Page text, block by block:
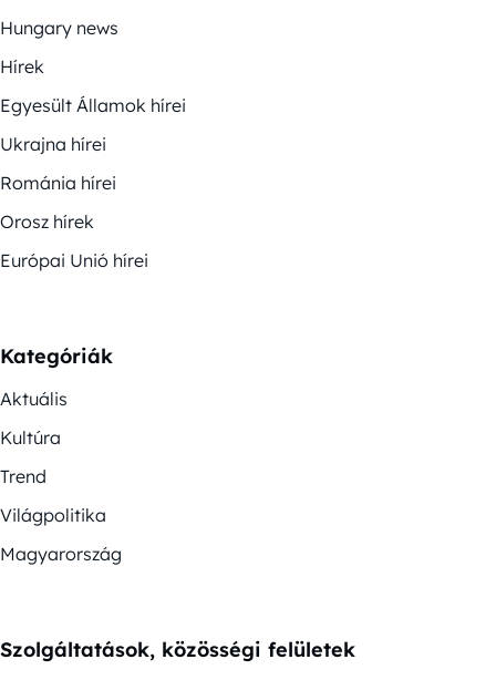
Hungary news
Hírek
Egyesült Államok hírei
Ukrajna hírei
Románia hírei
Orosz hírek
Európai Unió hírei
Kategóriák
Aktuális
Kultúra
Trend
Világpolitika
Magyarország
Szolgáltatások, közösségi felületek